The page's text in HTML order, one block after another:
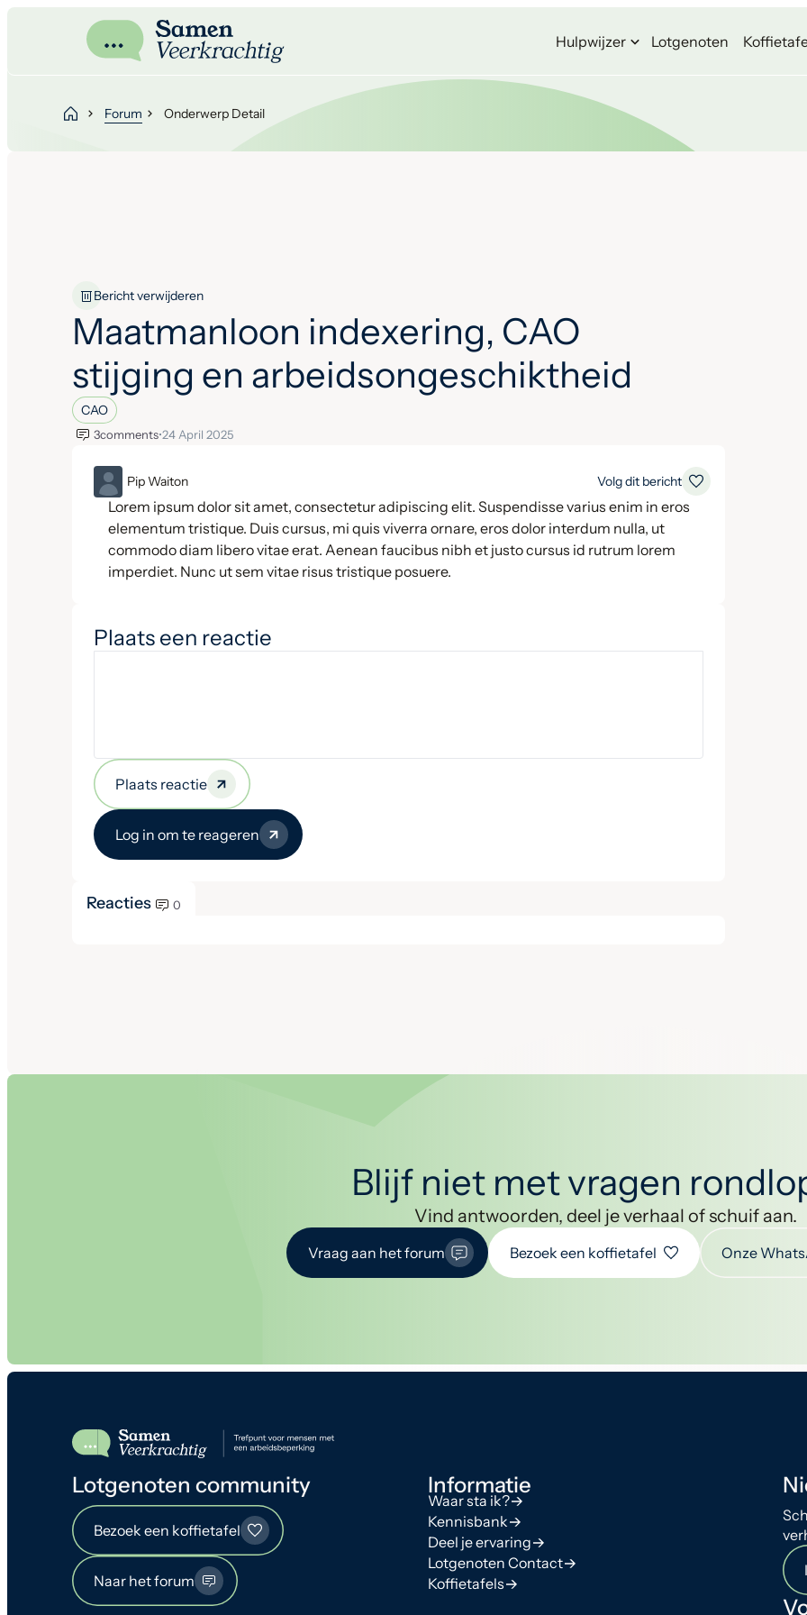
Hulpwijzer Lotgenoten
Forum Onderwerp Detail
Bericht verwijderen
Maatmanloon indexering, CAO
stijging en arbeidsongeschiktheid
CAO
3comments•24 April 2025
ML Pip Waiton Volg dit bericht
Lorem ipsum dolor sit amet, consectetur adipiscing elit. Suspendisse varius enim in eros
elementum tristique. Duis cursus, mi quis viverra ornare, eros dolor interdum nulla, ut
commodo diam libero vitae erat. Aenean faucibus nibh et justo cursus id rutrum lorem
imperdiet. Nunc ut sem vitae risus tristique posuere.
Plaats een reactie
Plaats reactie
Log in om te reageren
Reacties 0
Blijf niet met vragen
Vind antwoorden, deel je verhaal of schuif aan.
Vraag aan het forum Bezoek een koffietafel Onze
Lotgenoten community
Bezoek een koffietafel
Naar het forum
Informatie
Waar sta ik?
Kennisbank
Deel je ervaring
Lotgenoten Contact
Koffietafels